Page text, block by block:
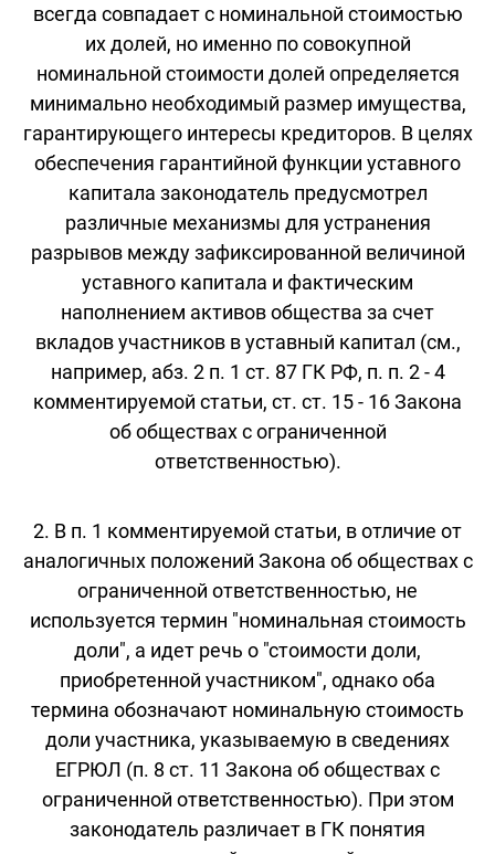
всегда совпадает с номинальной стоимостью
их долей, но именно по совокупной
номинальной стоимости долей определяется
минимально необходимый размер имущества,
гарантирующего интересы кредиторов. В целях
обеспечения гарантийной функции уставного
капитала законодатель предусмотрел
различные механизмы для устранения
разрывов между зафиксированной величиной
уставного капитала и фактическим
наполнением активов общества за счет
вкладов участников в уставный капитал (см.,
например, абз. 2 п. 1 ст. 87 ГК РФ, п. п. 2 - 4
комментируемой статьи, ст. ст. 15 - 16 Закона
об обществах с ограниченной
ответственностью).
2. В п. 1 комментируемой статьи, в отличие от
аналогичных положений Закона об обществах с
ограниченной ответственностью, не
используется термин "номинальная стоимость
доли", а идет речь о "стоимости доли,
приобретенной участником", однако оба
термина обозначают номинальную стоимость
доли участника, указываемую в сведениях
ЕГРЮЛ (п. 8 ст. 11 Закона об обществах с
ограниченной ответственностью). При этом
законодатель различает в ГК понятия